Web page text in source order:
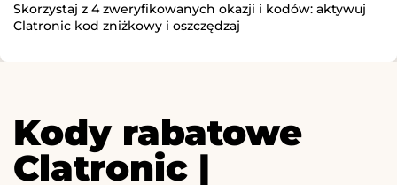
Skorzystaj z 4 zweryfikowanych okazji i kodów: aktywuj
Clatronic kod zniżkowy i oszczędzaj
Kody rabatowe
Clatronic |